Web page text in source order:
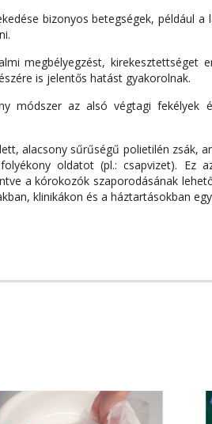
bizonyos betegségek, például a
megbélyegzést, kirekesztettséget
is jelentős hatást gyakorolnak.
módszer az alsó végtagi fekélyek
alacsony sűrűségű polietilén zsák,
oldatot (pl.: csapvizet). Ez
a kórokozók szaporodásának
klinikákon és a háztartásokban